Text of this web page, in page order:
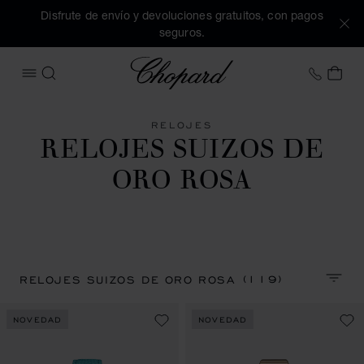
Disfrute de envío y devoluciones gratuitos, con pagos
seguros.
ABRIR MENÚ
BUSCAR
Chopard +34
MI
RELOJES
RELOJES SUIZOS DE
ORO ROSA
RELOJES SUIZOS DE ORO ROSA(119)
NOVEDAD NOVEDAD